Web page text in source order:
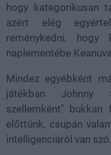
hogy kategorikusan
azért elég
reménykedni,
naplementébe
Mindez egyébként
játékban Johnny
szellemként"
előttünk, csupán
intelligenciáról van szó.